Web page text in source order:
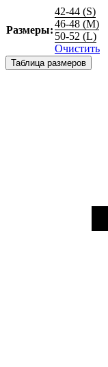
Размеры:
42-44 (S)
46-48 (M)
50-52 (L)
Очистить
Таблица размеров